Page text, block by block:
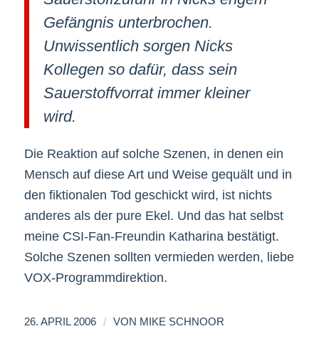
Gefängnis unterbrochen.
Unwissentlich sorgen Nicks
Kollegen so dafür, dass sein
Sauerstoffvorrat immer kleiner
wird.
Die Reaktion auf solche Szenen, in denen ein
Mensch auf diese Art und Weise gequält und in
den fiktionalen Tod geschickt wird, ist nichts
anderes als der pure Ekel. Und das hat selbst
meine CSI-Fan-Freundin Katharina bestätigt.
Solche Szenen sollten vermieden werden, liebe
VOX-Programmdirektion.
26. APRIL 2006 / VON MIKE SCHNOOR